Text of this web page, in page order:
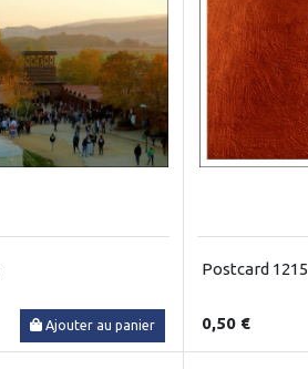
Ajouter au panier
Postcard 1215
0,50 €